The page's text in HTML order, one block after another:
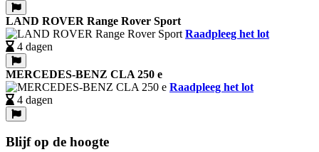
LAND ROVER Range Rover Sport
Raadpleeg het lot
4 dagen
MERCEDES-BENZ CLA 250 e
Raadpleeg het lot
4 dagen
Blijf op de hoogte